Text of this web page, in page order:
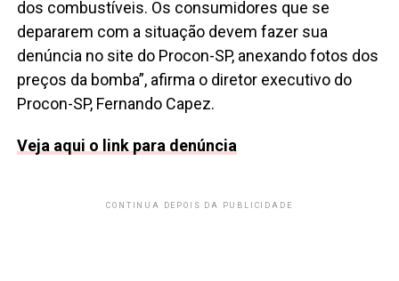
dos combustíveis. Os consumidores que se
depararem com a situação devem fazer sua
denúncia no site do Procon-SP, anexando fotos dos
preços da bomba”, afirma o diretor executivo do
Procon-SP, Fernando Capez.
Veja aqui o link para denúncia
CONTINUA DEPOIS DA PUBLICIDADE